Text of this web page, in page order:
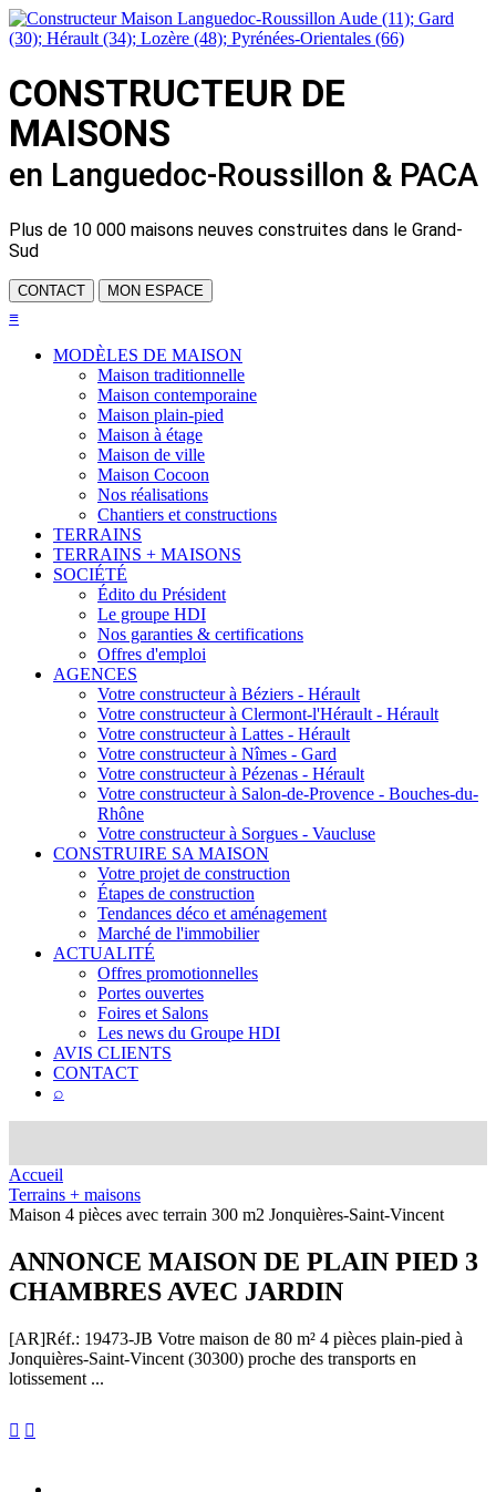
CONSTRUCTEUR DE
MAISONS
en Languedoc-Roussillon & PACA
Plus de 10 000 maisons neuves construites dans le Grand-
Sud
CONTACT MON ESPACE
≡
MODÈLES DE MAISON
Maison traditionnelle
Maison contemporaine
Maison plain-pied
Maison à étage
Maison de ville
Maison Cocoon
Nos réalisations
Chantiers et constructions
TERRAINS
TERRAINS + MAISONS
SOCIÉTÉ
Édito du Président
Le groupe HDI
Nos garanties & certifications
Offres d'emploi
AGENCES
Votre constructeur à Béziers - Hérault
Votre constructeur à Clermont-l'Hérault - Hérault
Votre constructeur à Lattes - Hérault
Votre constructeur à Nîmes - Gard
Votre constructeur à Pézenas - Hérault
Votre constructeur à Salon-de-Provence - Bouches-du-
Rhône
Votre constructeur à Sorgues - Vaucluse
CONSTRUIRE SA MAISON
Votre projet de construction
Étapes de construction
Tendances déco et aménagement
Marché de l'immobilier
ACTUALITÉ
Offres promotionnelles
Portes ouvertes
Foires et Salons
Les news du Groupe HDI
AVIS CLIENTS
CONTACT
⌕
Accueil
Terrains + maisons
Maison 4 pièces avec terrain 300 m2 Jonquières-Saint-Vincent
ANNONCE MAISON DE PLAIN PIED 3
CHAMBRES AVEC JARDIN
[AR]Réf.: 19473-JB Votre maison de 80 m² 4 pièces plain-pied à
Jonquières-Saint-Vincent (30300) proche des transports en
lotissement ...
 